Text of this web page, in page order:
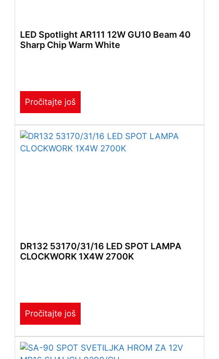
LED Spotlight AR111 12W GU10 Beam 40
Sharp Chip Warm White
Pročitajte još
DR132 53170/31/16 LED SPOT LAMPA
CLOCKWORK 1X4W 2700K
Pročitajte još